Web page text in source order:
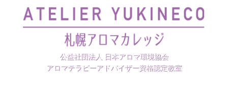
公益社団法人 日本アロマ環境協会
アロマテラピーアドバイザー資格認定教室
札幌アロマカレッジのホームページを開設いたしまし
た